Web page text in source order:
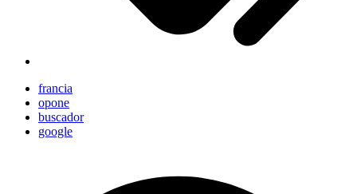
francia
opone
buscador
google